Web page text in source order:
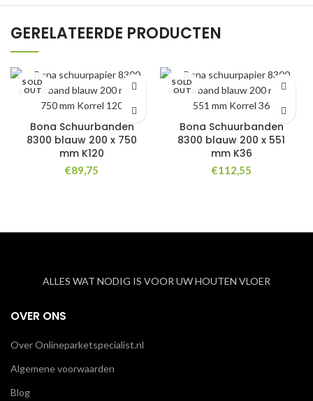
GERELATEERDE PRODUCTEN
SOLD
OUT
Bona Schuurbanden
8300 blauw 200 x 750
mm K120
€89,75
SOLD
OUT
Bona Schuurbanden
8300 blauw 200 x 551
mm K36
€112,55
ALLES WAT NODIG IS VOOR UW HOUTEN VLOER
OVER ONS
Over Onlineparketspecialist.nl
Algemene voorwaarden
Blog